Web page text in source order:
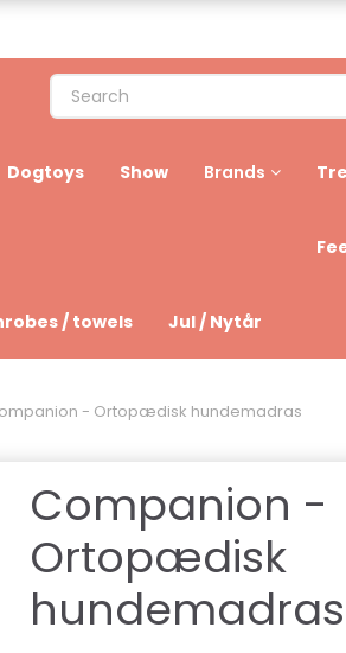
Dogtoys Show Brands
/ towels Jul / Nytår
- Ortopædisk hundemadras
Companion -
Ortopædisk
hundemadras